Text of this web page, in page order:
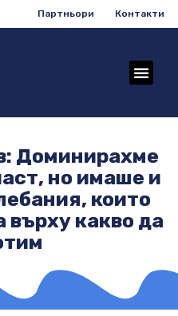
Партньори Контакти
Доминирахме
но имаше и
които
върху какво да